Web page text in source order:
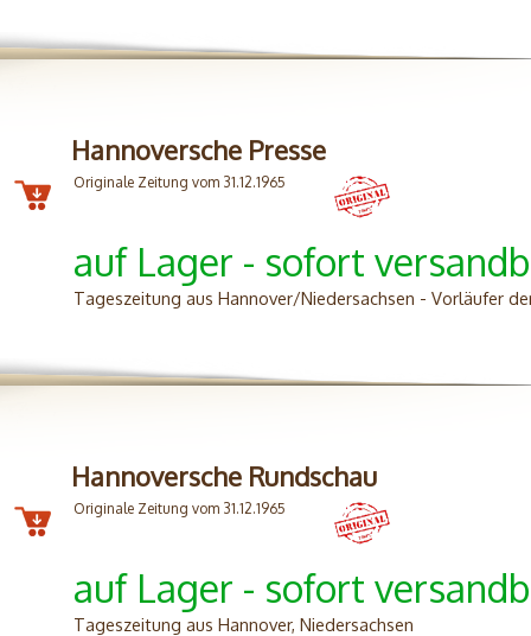
Hannoversche Presse
Originale Zeitung vom 31.12.1965
auf Lager - sofort
Tageszeitung aus Hannover/Niedersachsen - Vorläufer
Hannoversche Rundschau
Originale Zeitung vom 31.12.1965
auf Lager - sofort
Tageszeitung aus Hannover, Niedersachsen